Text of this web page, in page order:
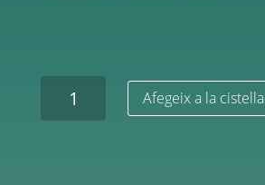
Afegeix a la cistella